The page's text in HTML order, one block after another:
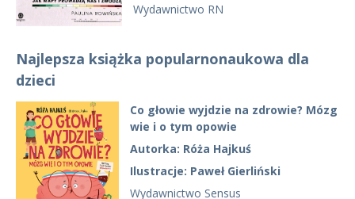
Wydawnictwo RN
Najlepsza książka popularnonaukowa dla
dzieci
Co głowie wyjdzie na zdrowie? Mózg
wie i o tym opowie
Autorka: Róża Hajkuś
Ilustracje: Paweł Gierliński
Wydawnictwo Sensus